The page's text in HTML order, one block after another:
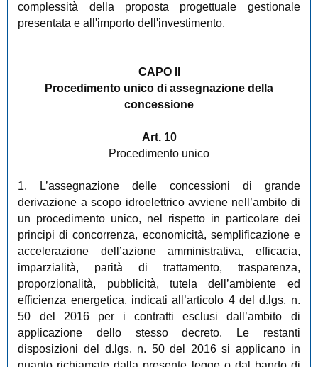
complessità della proposta progettuale gestionale
presentata e all'importo dell'investimento.
CAPO II
Procedimento unico di assegnazione della
concessione
Art. 10
Procedimento unico
1. L’assegnazione delle concessioni di grande
derivazione a scopo idroelettrico avviene nell’ambito di
un procedimento unico, nel rispetto in particolare dei
principi di concorrenza, economicità, semplificazione e
accelerazione dell’azione amministrativa, efficacia,
imparzialità, parità di trattamento, trasparenza,
proporzionalità, pubblicità, tutela dell’ambiente ed
efficienza energetica, indicati all’articolo 4 del d.lgs. n.
50 del 2016 per i contratti esclusi dall’ambito di
applicazione dello stesso decreto. Le restanti
disposizioni del d.lgs. n. 50 del 2016 si applicano in